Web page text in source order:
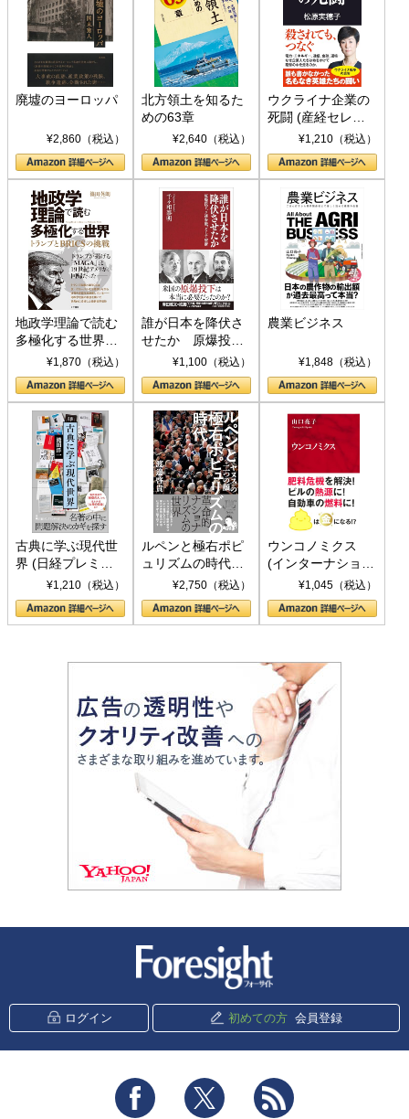
廃墟のヨーロッパ
¥2,860（税込）
北方領土を知るた
めの63章
¥2,640（税込）
ウクライナ企業の
死闘 (産経セレク
ト S 039)¥1,210（税込）
地政学理論で読む
多極化する世界：
トランプとBRICS
の挑戦
¥1,870（税込）
誰が日本を降伏さ
せたか 原爆投
下、ソ連参戦、そ
して聖断 (PHP新
書)
¥1,100（税込）
農業ビジネス
¥1,848（税込）
古典に学ぶ現代世
界 (日経プレミア
シリーズ)¥1,210（税込）
ルペンと極右ポピ
ュリズムの時代：
〈ヤヌス〉の二つ
の顔
¥2,750（税込）
ウンコノミクス
(インターナショナ
ル新書)¥1,045（税込）
ログイン 初めての方 会員登録
Facebook Twitter